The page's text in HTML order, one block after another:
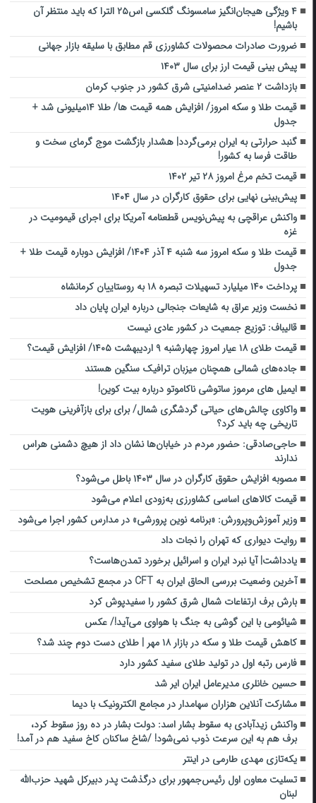
۴ ویژگی هیجان‌انگیز سامسونگ گلکسی اس۲۵ الترا که باید منتظر آن
باشیم!
ضرورت صادرات محصولات کشاورزی قم مطابق با سلیقه بازار جهانی
پیش بینی قیمت ارز برای سال ۱۴۰۳
بازداشت ۲ عنصر ضدامنیتی شرق کشور در جنوب کرمان
قیمت طلا و سکه امروز/ افزایش همه قیمت ها/ طلا ۱۴میلیونی شد +
جدول
گنبد حرارتی به ایران برمی‌گردد| هشدار بازگشت موج گرمای سخت و
طاقت فرسا به کشور!
قیمت تخم مرغ امروز ۲۸ تیر ۱۴۰۲
پیش‌بینی نهایی برای حقوق کارگران در سال ۱۴۰۴
واکنش عراقچی به پیش‌نویس قطعنامه‌ آمریکا برای اجرای قیمومیت در
غزه
قیمت طلا و سکه امروز سه شنبه ۴ آذر ۱۴۰۴/ افزایش دوباره قیمت طلا +
جدول
پرداخت ۱۴۰ میلیارد تسهیلات تبصره ۱۸ به روستاییان کرمانشاه
نخست وزیر عراق به شایعات جنجالی درباره ایران پایان داد
قالیباف: توزیع جمعیت در کشور عادی نیست
قیمت طلای ۱۸ عیار امروز چهارشنبه ۹ اردیبهشت ۱۴۰۵/ افزایش قیمت؟
جاده‌های شمالی همچنان میزبان ترافیک سنگین هستند
ایمیل های مرموز ساتوشی ناکاموتو درباره بیت کوین!
واکاوی چالش‌های حیاتی گردشگری شمال/ برای برای بازآفرینی هویت
تاریخی چه باید کرد؟
حاجی‌صادقی: ‌حضور مردم در خیابان‌ها نشان داد از هیچ دشمنی ‌هراس
ندارند
مصوبه افزایش حقوق کارگران در سال ۱۴۰۳ باطل می‌شود؟
قیمت‌ کالاهای اساسی کشاورزی به‌زودی اعلام می‌شود
وزیر آموزش‌وپرورش: «برنامه نوین پرورشی» در مدارس کشور اجرا می‌شود
روایت دیواری که تهران را نجات داد
یادداشت| آیا نبرد ایران و اسرائیل برخورد تمدن‌هاست؟
آخرین وضعیت بررسی الحاق ایران به CFT در مجمع تشخیص مصلحت
بارش‌ برف ارتفاعات شمال شرق کشور را سفیدپوش کرد
شیائومی با این گوشی به جنگ با هواوی می‌آید!/ عکس
کاهش قیمت طلا و سکه در بازار ۱۸ مهر | طلای دست دوم چند شد؟
فارس رتبه اول در تولید طلای سفید کشور دارد
حسین خانلری مدیرعامل ایران ایر شد
مشارکت آنلاین هزاران سهامدار در مجامع الکترونیک با دیما
واکنش زیدآبادی به سقوط بشار اسد: دولت بشار در ده روز سقوط کرد،
برف هم به این سرعت ذوب نمی‌شود! /شاخ ساکنان کاخ‌ سفید هم در آمد!
یکه‌تازی مهدی طارمی در اینتر
تسلیت معاون اول رئیس‌جمهور برای درگذشت پدر دبیرکل شهید حزب‌الله
لبنان